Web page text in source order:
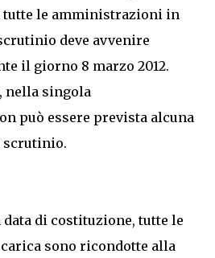
tutte le amministrazioni in
deve avvenire
il giorno 8 marzo 2012.
nella singola
può essere prevista alcuna
scrutinio.
di costituzione, tutte le
sono ricondotte alla